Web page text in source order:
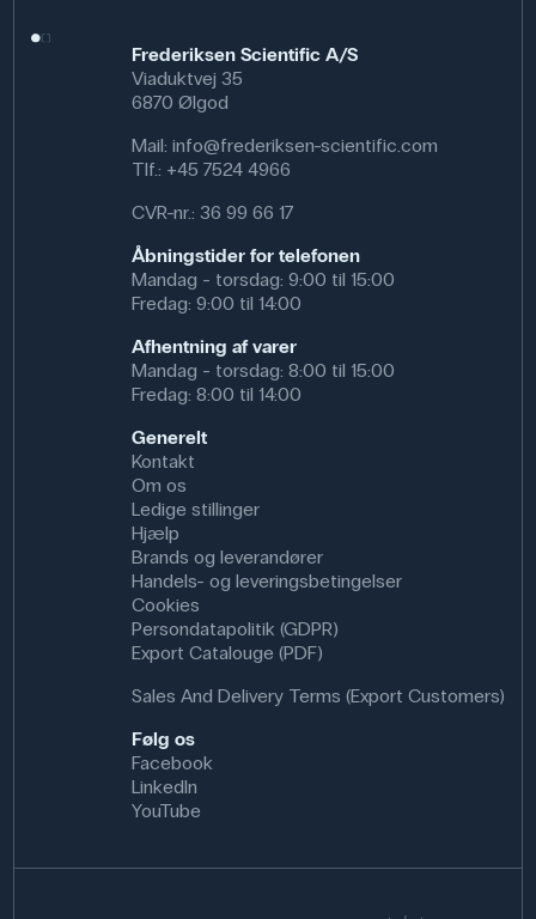
vakuumopstillinger. Eleverne får samtidig erfaring med,
hvordan man kan udvide eller tilpasse et lukket system
med simple forbindelsesdele.
værksteder og tekniske installationer. De er også nyttige
i akvarier, miljøtekniske projekter og hobbybrug, hvor
Specifikationer
Dimensioner: (ø) 7/10 mm
Frederiksen Scientific A/S
Viaduktvej 35
6870 Ølgod
Mail: info@frederiksen-scientific.com
Tlf.: +45 7524 4966
CVR-nr.: 36 99 66 17
Åbningstider for telefonen
Mandag - torsdag: 9:00 til 15:00
Fredag: 9:00 til 14:00
Afhentning af varer
Mandag - torsdag: 8:00 til 15:00
Fredag: 8:00 til 14:00
Generelt
Kontakt
Om os
Ledige stillinger
Hjælp
Brands og leverandører
Handels- og leveringsbetingelser
Cookies
Persondatapolitik (GDPR)
Export Catalouge (PDF)
Sales And Delivery Terms (Export Customers)
Følg os
Facebook
LinkedIn
YouTube